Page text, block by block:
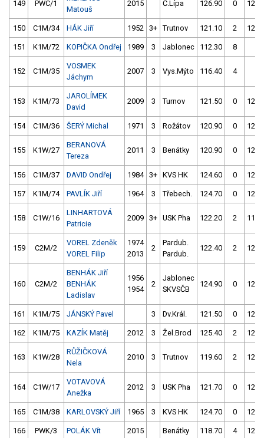
149 PWC/1
Matouš
2015 Č.Lípa 126.90 0
150 C1M/34 HÁK Jiří 1952 3+ Trutnov 121.10 2
151 K1M/72 KOPIČKA Ondřej 1989 3 Jablonec 112.30 8
152 C1M/35
VOSMEK
Jáchym
2007 3 Vys.Mýto 116.40 4
153 K1M/73
JAROLÍMEK
David
2009 3 Turnov 121.50 0
154 C1M/36 ŠERÝ Michal 1971 3 Rožátov 120.90 0
155 K1W/27
BERANOVÁ
Tereza
2011 3 Benátky 120.90 0
156 C1M/37 DAVID Ondřej 1984 3+ KVS HK 124.60 0
157 K1M/74 PAVLÍK Jiří 1964 3 Třebech. 124.70 0
158 C1W/16
LINHARTOVÁ
Patricie
2009 3+ USK Pha 122.20 2
159 C2M/2
VOREL Zdeněk
VOREL Filip
1974
2013
2
Pardub.
Pardub.
122.40 2
160 C2M/2
BENHÁK Jiří
BENHÁK
Ladislav
1956
1954
2
Jablonec
SKVSČB
124.90 0
161 K1M/75 JÁNSKÝ Pavel 3 Dv.Král. 121.50 0
162 K1M/75 KAZÍK Matěj 2012 3 Žel.Brod 125.40 2
163 K1W/28
RŮŽIČKOVÁ
Nela
2010 3 Trutnov 119.60 2
164 C1W/17
VOTAVOVÁ
Anežka
2012 3 USK Pha 121.70 0
165 C1M/38 KARLOVSKÝ Jiří 1965 3 KVS HK 124.70 0
166 PWK/3 POLÁK Vít 2015 Benátky 118.70 4